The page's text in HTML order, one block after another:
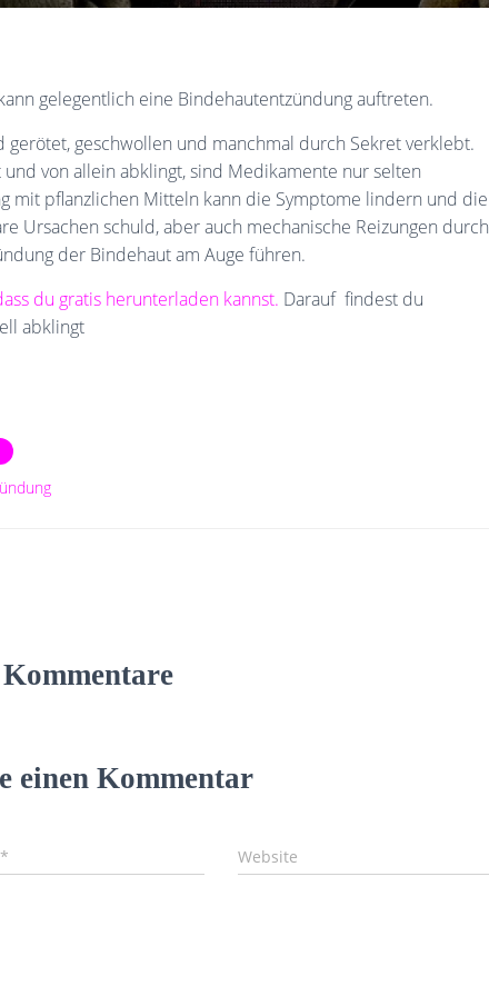
gelegentlich eine Bindehautentzündung auftreten.
geschwollen und manchmal durch Sekret verklebt.
von allein abklingt, sind Medikamente nur selten
mit pflanzlichen Mitteln kann die Symptome lindern und die
Ursachen schuld, aber auch mechanische Reizungen durch
der Bindehaut am Auge führen.
du gratis herunterladen kannst. Darauf findest du
abklingt
einen Kommentar
* Website